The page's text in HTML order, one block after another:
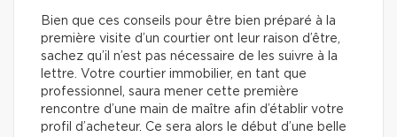
Bien que ces conseils pour être bien préparé à la
première visite d’un courtier ont leur raison d’être,
sachez qu’il n’est pas nécessaire de les suivre à la
lettre. Votre courtier immobilier, en tant que
professionnel, saura mener cette première
rencontre d’une main de maître afin d’établir votre
profil d’acheteur. Ce sera alors le début d’une belle